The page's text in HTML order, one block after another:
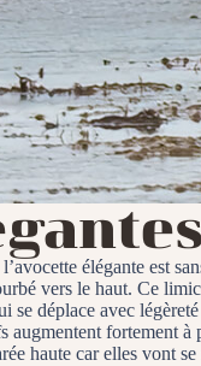
élégante est
vers le haut. Ce
déplace avec
fortement
haute car elles vont